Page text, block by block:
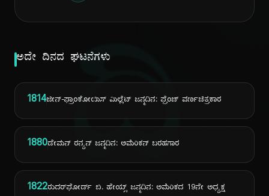
ದಿ
ಅದೇ ದಿನದ ಘಟನೆಗಳು
1814ಜೀನ್-ಫ್ರಾಂಕೋಯಿಸ್ ಮಿಲ್ಲೆಟ್ ಜನ್ಮದಿನ: ಫ್ರೆಂಚ್ ವರ್ಣಚಿತ್ರಕಾರ
1880ಡೇಮನ್ ರನ್ಯನ್ ಜನ್ಮದಿನ: ಅಮೆರಿಕನ್ ಬರಹಗಾರ
1822ರುದರ್‌ಫೋರ್ಡ್ ಬಿ. ಹೇಯ್ಸ್ ಜನ್ಮದಿನ: ಅಮೆರಿಕದ 19ನೇ ಅಧ್ಯಕ್ಷ